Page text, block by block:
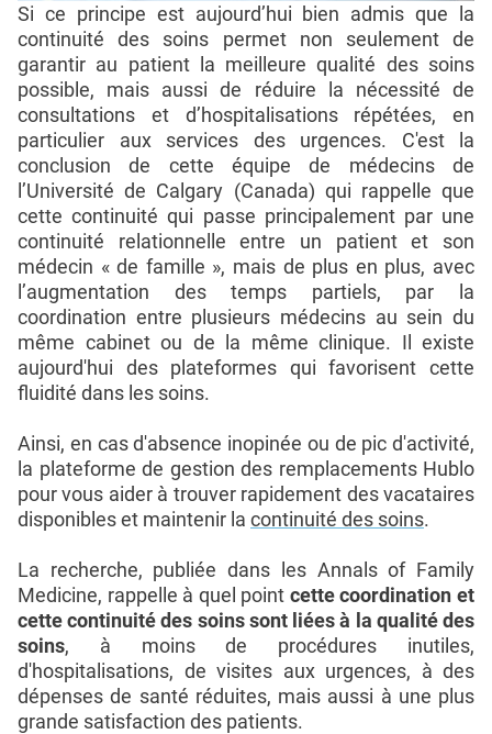
Si ce principe est aujourd’hui bien admis que la
continuité des soins permet non seulement de
garantir au patient la meilleure qualité des soins
possible, mais aussi de réduire la nécessité de
consultations et d’hospitalisations répétées, en
particulier aux services des urgences. C'est la
conclusion de cette équipe de médecins de
l’Université de Calgary (Canada) qui rappelle que
cette continuité qui passe principalement par une
continuité relationnelle entre un patient et son
médecin « de famille », mais de plus en plus, avec
l’augmentation des temps partiels, par la
coordination entre plusieurs médecins au sein du
même cabinet ou de la même clinique. Il existe
aujourd'hui des plateformes qui favorisent cette
fluidité dans les soins.
Ainsi, en cas d'absence inopinée ou de pic d'activité,
la plateforme de gestion des remplacements Hublo
pour vous aider à trouver rapidement des vacataires
disponibles et maintenir la continuité des soins.
La recherche, publiée dans les Annals of Family
Medicine, rappelle à quel point cette coordination et
cette continuité des soins sont liées à la qualité des
soins, à moins de procédures inutiles,
d'hospitalisations, de visites aux urgences, à des
dépenses de santé réduites, mais aussi à une plus
grande satisfaction des patients.